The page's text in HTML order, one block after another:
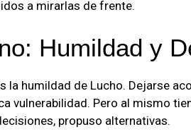
a mirarlas de frente.
Humildad y
la humildad de Lucho. Dejarse
vulnerabilidad. Pero al mismo
propuso alternativas.